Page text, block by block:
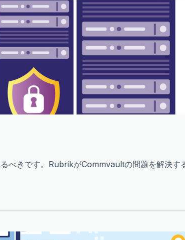
べきです。RubrikがCommvaultの問題を解決す